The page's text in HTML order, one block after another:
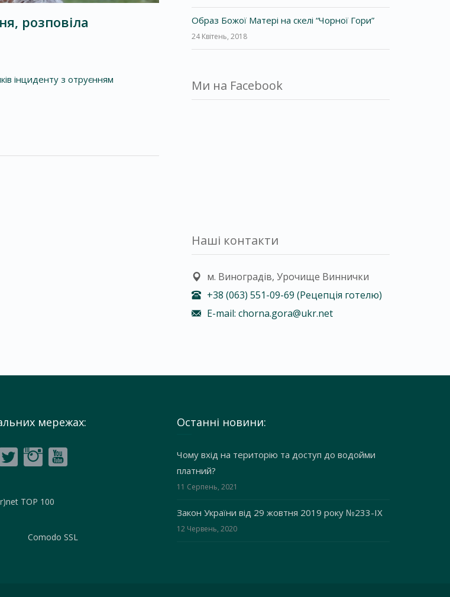
розповіла
інциденту з отруєнням
Образ Божої Матері на скелі “Чорної Гори”
24 Квітень, 2018
Ми на Facebook
Наші контакти
м. Виноградів, Урочище Виннички
+38 (063) 551-09-69 (Рецепція готелю)
E-mail: chorna.gora@ukr.net
мережах:
Comodo SSL
Останні новини:
Чому вхід на територію та доступ до водойми
платний?
11 Серпень, 2021
Закон України від 29 жовтня 2019 року №233-IX
12 Червень, 2020